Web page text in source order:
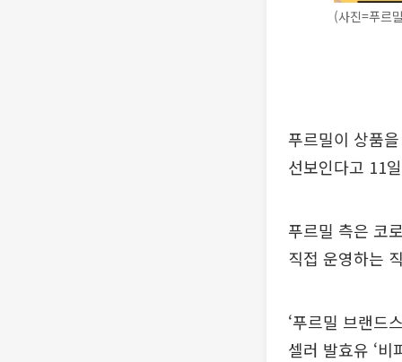
(사진=푸르
푸르밀이 상품
선보인다고 11
푸르밀 측은 코
직접 운영하는
‘푸르밀 브랜드
셀러 발효유 ‘비